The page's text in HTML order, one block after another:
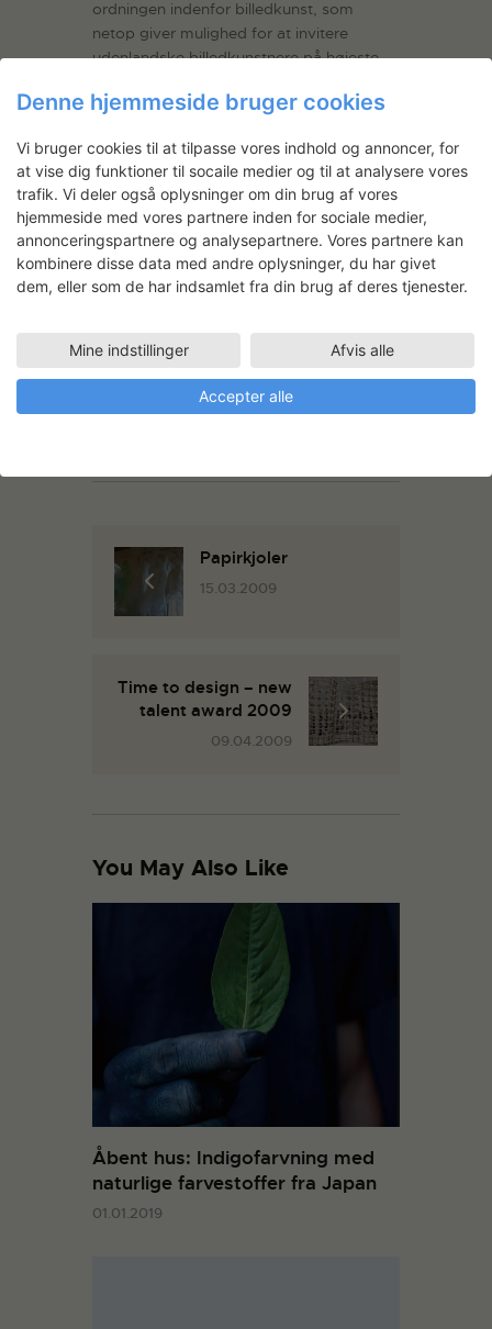
ordningen indenfor billedkunst, som
netop giver mulighed for at invitere
udenlandske billedkunstnere på højeste
opholde sig i Danmark. DIVA-ordningen
styrke international udveksling og
netværkssamarbejde mellem den danske
og internationale kunstscene.
Læs mere om:
> DIVA-ordningen
> Klara Hobza
> Klara Hobzas projekter
Papirkjoler
15.03.2009
Time to design – new
talent award 2009
09.04.2009
You May Also Like
Åbent hus: Indigofarvning med
naturlige farvestoffer fra Japan
01.01.2019
Denne hjemmeside bruger cookies
Vi bruger cookies til at tilpasse vores indhold og annoncer, for
at vise dig funktioner til socaile medier og til at analysere vores
trafik. Vi deler også oplysninger om din brug af vores
hjemmeside med vores partnere inden for sociale medier,
annonceringspartnere og analysepartnere. Vores partnere kan
kombinere disse data med andre oplysninger, du har givet
dem, eller som de har indsamlet fra din brug af deres tjenester.
Mine indstillinger Afvis alle
Accepter alle